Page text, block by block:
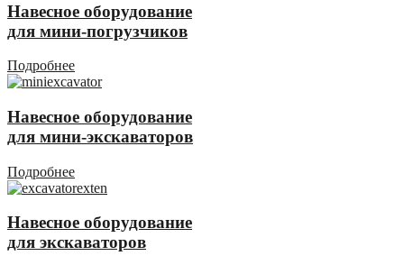
Навесное оборудование
для мини-погрузчиков
Подробнее
Навесное оборудование
для мини-экскаваторов
Подробнее
Навесное оборудование
для экскаваторов